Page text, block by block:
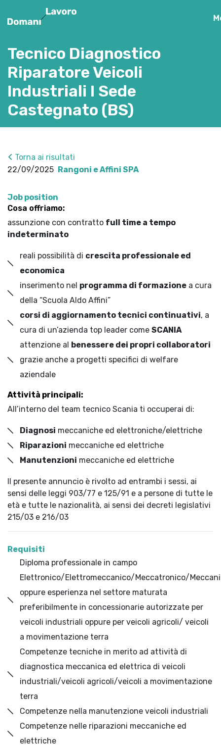
Tecnico Diagnostico
Riparatore Veicoli
Industriali I Sede
Castegnato (BS)
Torna ai risultati
22/09/2025 Rangoni e Affini SPA
Job position
Cosa offriamo:
assunzione con contratto full time a tempo
indeterminato
reali possibilità di crescita professionale ed
economica
inserimento nel programma di formazione a cura
della “Scuola Aldo Affini”
corsi di aggiornamento tecnici continuativi, a
cura di un’azienda top leader come SCANIA
attenzione al benessere dei propri collaboratori
grazie anche a progetti specifici di welfare
aziendale
Attività principali:
All’interno del team tecnico Scania ti occuperai di:
Diagnosi meccaniche ed elettroniche/elettriche
Riparazioni meccaniche ed elettriche
Manutenzioni meccaniche ed elettriche
Il presente annuncio è rivolto ad entrambi i sessi, ai
sensi delle leggi 903/77 e 125/91 e a persone di tutte le
età e tutte le nazionalità, ai sensi dei decreti legislativi
215/03 e 216/03
Requisiti
Diploma professionale in campo
Elettronico/Elettromeccanico/Meccatronico/
oppure esperienza nel settore maturata
preferibilmente in concessionarie autorizzate per
veicoli industriali oppure per veicoli agricoli/ veicoli
a movimentazione terra
Competenze tecniche in merito ad attività di
diagnostica meccanica ed elettrica di veicoli
industriali/veicoli agricoli/veicoli a movimentazione
terra
Competenze nella manutenzione veicoli industriali
Competenze nelle riparazioni meccaniche ed
elettriche